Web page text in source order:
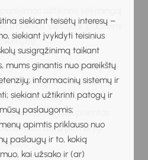
siekiant teisėtų interesų –
siekiant įvykdyti teisinius
susigrąžinimą taikant
mums ginantis nuo pareikštų
informacinių sistemų ir
siekiant užtikrinti patogų ir
paslaugomis;
apimtis priklauso nuo
paslaugų ir to, kokią
kai užsako ir (ar)
užtikrins sėkmingą
(mokslo) vietoje ir padidins
tikimybę.
ryšiai bus sėkmingi, jei
priims susiformavusią
panašesnis į kitus
komandą bus priimtas
nėra pernelyg